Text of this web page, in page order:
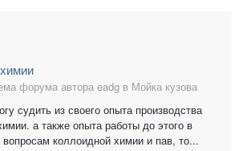
форума автора eadg в Мойка кузова
судить из своего опыта производства
а также опыта работы до этого в
коллоидной химии и пав, то...